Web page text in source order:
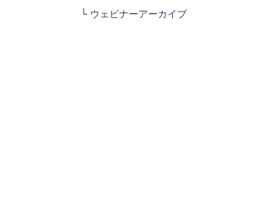
└ ウェビナーアーカイブ